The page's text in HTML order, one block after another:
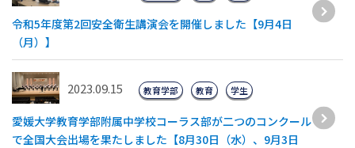
令和5年度第2回安全衛生講演会を開催しました【9月4日
（月）】
2023.09.15
愛媛大学教育学部附属中学校コーラス部が二つのコンクール
で全国大会出場を果たしました【8月30日（水）、9月3日
教育学部 教育 学生